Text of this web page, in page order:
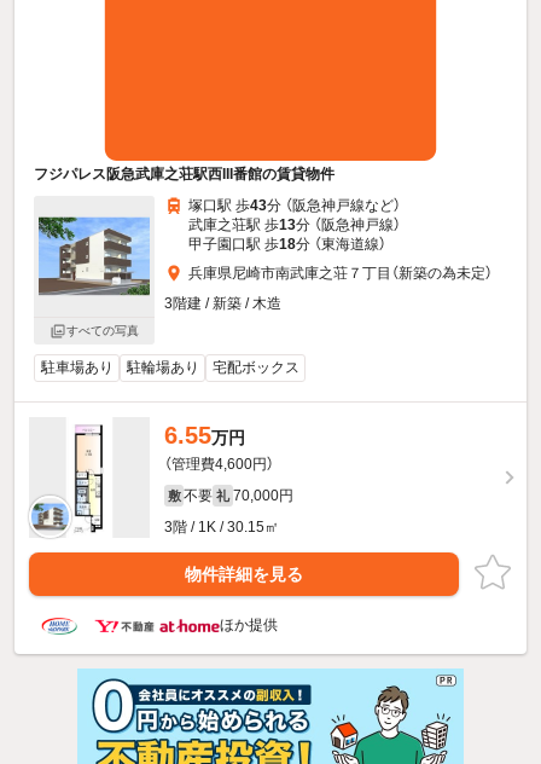
フジパレス阪急武庫之荘駅西III番館の賃貸物件
すべての写真
塚口駅 歩43分 （阪急神戸線など）
武庫之荘駅 歩13分 （阪急神戸線）
甲子園口駅 歩18分 （東海道線）
兵庫県尼崎市南武庫之荘７丁目（新築の為未定）
3階建 / 新築 / 木造
駐車場あり 駐輪場あり 宅配ボックス
6.55万円
（管理費4,600円）
敷 不要 礼 70,000円
3階 / 1K / 30.15㎡
物件詳細を見る
ほか提供